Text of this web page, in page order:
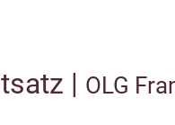
| OLG